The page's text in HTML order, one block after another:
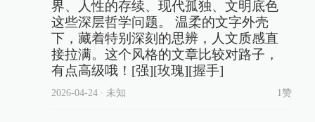
界、人性的存续、现代孤独、文明底色
这些深层哲学问题。 温柔的文字外壳
下，藏着特别深刻的思辨，人文质感直
接拉满。这个风格的文章比较对路子，
有点高级哦！[强][玫瑰][握手]
2026-04-24∙ 未知 1赞